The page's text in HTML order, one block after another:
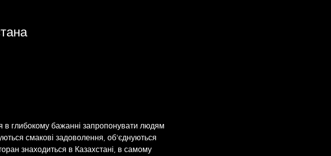
в глибокому бажанні запропонувати людям
смакові задоволення, об'єднуються
знаходиться в Казахстані, в самому